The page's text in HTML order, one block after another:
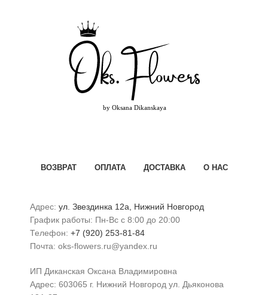
ВОЗВРАТ ОПЛАТА ДОСТАВКА О НАС
Адрес: ул. Звездинка 12а, Нижний Новгород
График работы: Пн-Вс с 8:00 до 20:00
Телефон: +7 (920) 253-81-84
Почта: oks-flowers.ru@yandex.ru
ИП Диканская Оксана Владимировна
Адрес: 603065 г. Нижний Новгород ул. Дьяконова